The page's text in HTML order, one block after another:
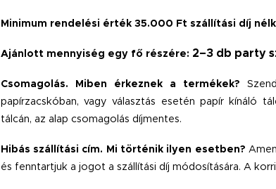
Minimum rendelési érték 35.000 Ft szállítási díj
Ajánlott mennyiség egy fő részére: 2–3 db party
Csomagolás. Miben érkeznek a termékek?
papírzacskóban, vagy választás esetén papír kínáló
tálcán, az alap csomagolás díjmentes.
Hibás szállítási cím. Mi történik ilyen esetben?
és fenntartjuk a jogot a szállítási díj módosítására. A